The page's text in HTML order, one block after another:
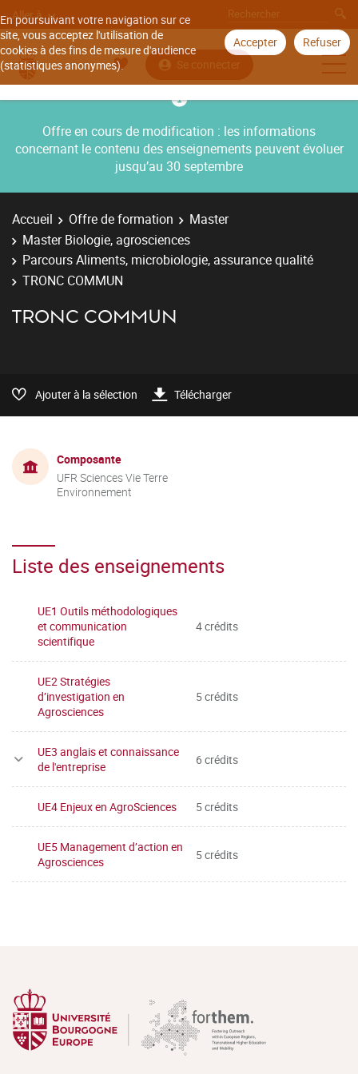
En poursuivant votre navigation sur ce
site, vous acceptez l'utilisation de
cookies à des fins de mesure d'audience
(statistiques anonymes).
Accepter Refuser
Aller à
Se connecter
Offre en cours de modification : les informations
concernant le contenu des enseignements peuvent évoluer
jusqu’au 30 septembre
Accueil Offre de formation
Master
Master Biologie, agrosciences
Parcours Aliments, microbiologie, assurance qualité
TRONC COMMUN
TRONC COMMUN
Ajouter à la sélection Télécharger
Composante
UFR Sciences Vie Terre
Environnement
Liste des enseignements
UE1 Outils méthodologiques
et communication
scientifique
4 crédits
UE2 Stratégies
d’investigation en
Agrosciences
5 crédits
UE3 anglais et connaissance
de l'entreprise
6 crédits
UE4 Enjeux en AgroSciences 5 crédits
UE5 Management d’action en
Agrosciences
5 crédits